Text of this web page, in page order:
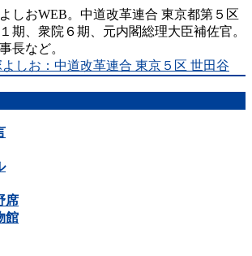
しおWEB。中道改革連合 東京都第５区
期、衆院６期、元内閣総理大臣補佐官。
長など。
しお：中道改革連合 東京５区 世田谷
席
館